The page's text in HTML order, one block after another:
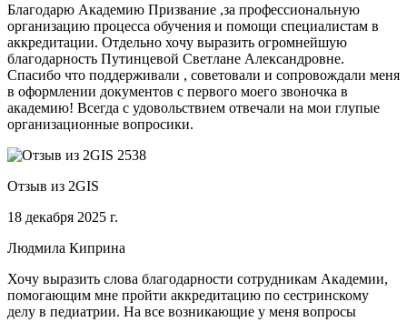
Благодарю Академию Призвание ,за профессиональную
организацию процесса обучения и помощи специалистам в
аккредитации. Отдельно хочу выразить огромнейшую
благодарность Путинцевой Светлане Александровне.
Спасибо что поддерживали , советовали и сопровождали меня
в оформлении документов с первого моего звоночка в
академию! Всегда с удовольствием отвечали на мои глупые
организационные вопросики.
Отзыв из 2GIS
18 декабря 2025 г.
Людмила Киприна
Хочу выразить слова благодарности сотрудникам Академии,
помогающим мне пройти аккредитацию по сестринскому
делу в педиатрии. На все возникающие у меня вопросы